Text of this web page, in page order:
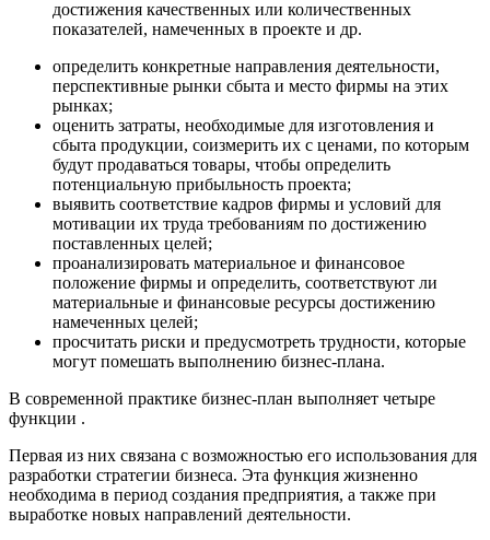
достижения качественных или количественных
показателей, намеченных в проекте и др.
определить конкретные направления деятельности,
перспективные рынки сбыта и место фирмы на этих
рынках;
оценить затраты, необходимые для изготовления и
сбыта продукции, соизмерить их с ценами, по которым
будут продаваться товары, чтобы определить
потенциальную прибыльность проекта;
выявить соответствие кадров фирмы и условий для
мотивации их труда требованиям по достижению
поставленных целей;
проанализировать материальное и финансовое
положение фирмы и определить, соответствуют ли
материальные и финансовые ресурсы достижению
намеченных целей;
просчитать риски и предусмотреть трудности, которые
могут помешать выполнению бизнес-плана.
В современной практике бизнес-план выполняет четыре
функции .
Первая из них связана с возможностью его использования для
разработки стратегии бизнеса. Эта функция жизненно
необходима в период создания предприятия, а также при
выработке новых направлений деятельности.